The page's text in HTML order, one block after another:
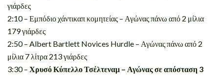
γιάρδες
2:10 – Εμπόδιο χάντικαπ κομητείας – Αγώνας πάνω από 2 μίλια
179 γιάρδες
2:50 – Albert Bartlett Novices Hurdle – Αγώνας πάνω από 2
μίλια 7 λίτρα 213 γιάρδες
3:30 – Χρυσό Κύπελλο Τσέλτεναμ – Αγώνας σε απόσταση 3